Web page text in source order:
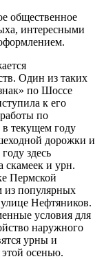
общественное
интересными
Один из таких
по Шоссе
к его
по
в текущем году
дорожки и
здесь
скамеек и урн.
Пермской
из популярных
Нефтяников.
условия для
наружного
урны и
осенью.